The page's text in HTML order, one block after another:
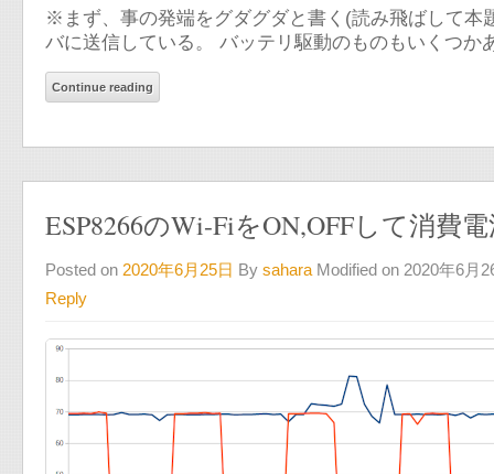
※まず、事の発端をグダグダと書く(読み飛ばして本
バに送信している。 バッテリ駆動のものもいくつ
Continue reading
ESP8266のWi-FiをON,OFFして消費
Posted on 2020年6月25日 By sahara Modified on 2020年6月
Reply